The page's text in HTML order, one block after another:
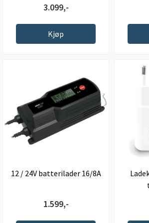
3.099,-
Kjøp
12 / 24V batterilader 16/8A
1.599,-